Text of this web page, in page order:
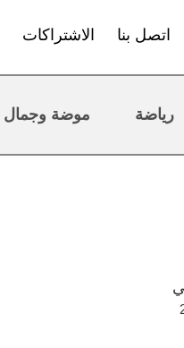
اتصل بنا الاشتراكات
رياضة موضة وجمال